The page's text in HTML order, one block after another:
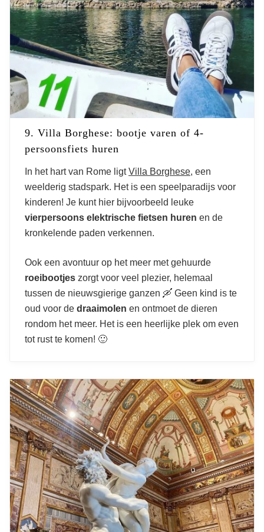
9. Villa Borghese: bootje varen of 4-
persoonsfiets huren
In het hart van Rome ligtVilla Borghese, een
weelderig stadspark. Het is een speelparadijs voor
kinderen! Je kunt hier bijvoorbeeld leuke
vierpersoons elektrische fietsen huren en de
kronkelende paden verkennen.
Ook een avontuur op het meer met gehuurde
roeibootjes zorgt voor veel plezier, helemaal
tussen de nieuwsgierige ganzen 🛶 Geen kind is te
oud voor de draaimolen en ontmoet de dieren
rondom het meer. Het is een heerlijke plek om even
tot rust te komen! 🙂